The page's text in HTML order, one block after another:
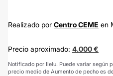
Realizado por Centro CEME en
Precio aproximado: 4.000 €
Notificado por Ilelu. Puede variar según
precio medio de Aumento de pecho es